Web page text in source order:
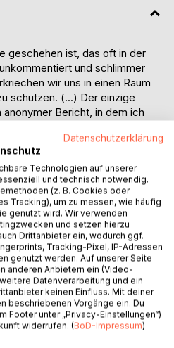
geschehen ist, das oft in der
und schlimmer
wir uns in einen Raum
schützen. (...) Der einzige
Bericht, in dem ich
Sprechen über meine Wahrheit
Kindheit, Ängste auf den Plan.
der Familie, der sozialen
für Außenstehende ist meine
Becker und ihrer Mutter war
Die Krebsdiagnose bei der
Becker als Erwachsene in
krass die Erkenntnis, dass
der Mutter erhalten wird,
Auf dem mühsamen Weg der
erfährt Maria
Borderline-
Datenschutzerklärung
Technologien auf unserer
und technisch notwendig.
(z. B. Cookies oder
Tracking), um zu messen, wie häufig
genutzt wird. Wir verwenden
und setzen hierzu
Drittanbieter ein, wodurch ggf.
Tracking-Pixel, IP-Adressen
genutzt werden. Auf unserer Seite
anderen Anbietern ein (Video-
Datenverarbeitung und ein
keinen Einfluss. Mit deiner
beschriebenen Vorgänge ein. Du
Footer unter „Privacy-Einstellungen“)
widerrufen. (BoD-Impressum)